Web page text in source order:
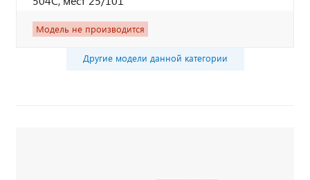
Модель не производится
Другие модели данной категории